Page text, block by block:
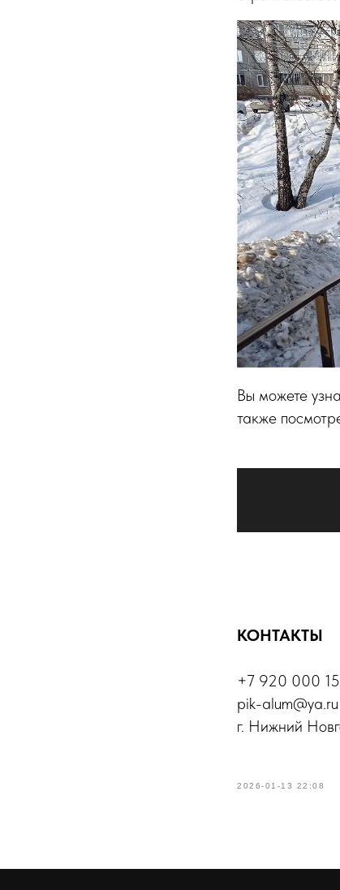
Вы можете
также
КОНТАКТЫ
+7 920 000
pik-alum@ya.ru
г. Нижний
2026-01-13 22:08